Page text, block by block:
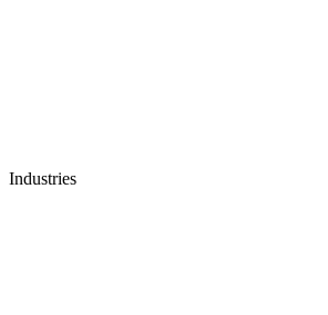
Industries